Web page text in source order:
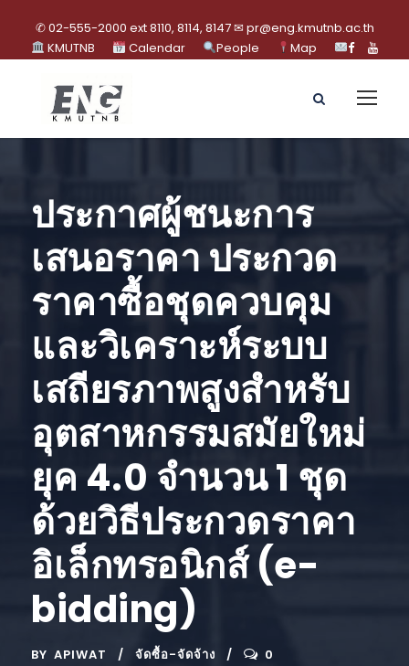
✆ 02-555-2000 ext 8110, 8114, 8147 ✉ pr@eng.kmutnb.ac.th
KMUTNB
Calendar People Map
ประกาศผู้ชนะการ
เสนอราคา ประกวด
ราคาซื้อชุดควบคุม
และวิเคราะห์ระบบ
เสถียรภาพสูงสำหรับ
อุตสาหกรรมสมัยใหม่
ยุค 4.0 จำนวน 1 ชุด
ด้วยวิธีประกวดราคา
อิเล็กทรอนิกส์ (e-
bidding)
BY APIWAT จัดซื้อ-จัดจ้าง 0